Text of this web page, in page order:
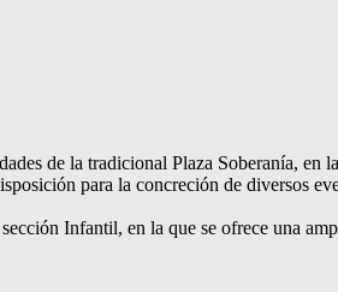
de la tradicional Plaza Soberanía,
para la concreción de diversos
Infantil, en la que se ofrece una